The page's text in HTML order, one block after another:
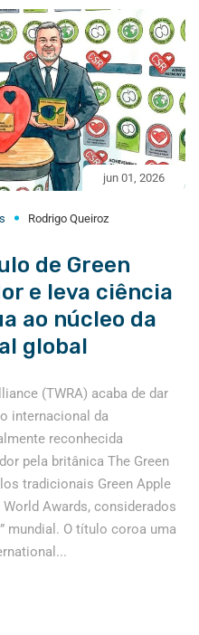
jun 01, 2026
Rodrigo Queiroz
de Green
e leva ciência
ao núcleo da
global
(TWRA) acaba de dar
internacional da
reconhecida
pela britânica The Green
tradicionais Green Apple
Awards, considerados
mundial. O título coroa uma